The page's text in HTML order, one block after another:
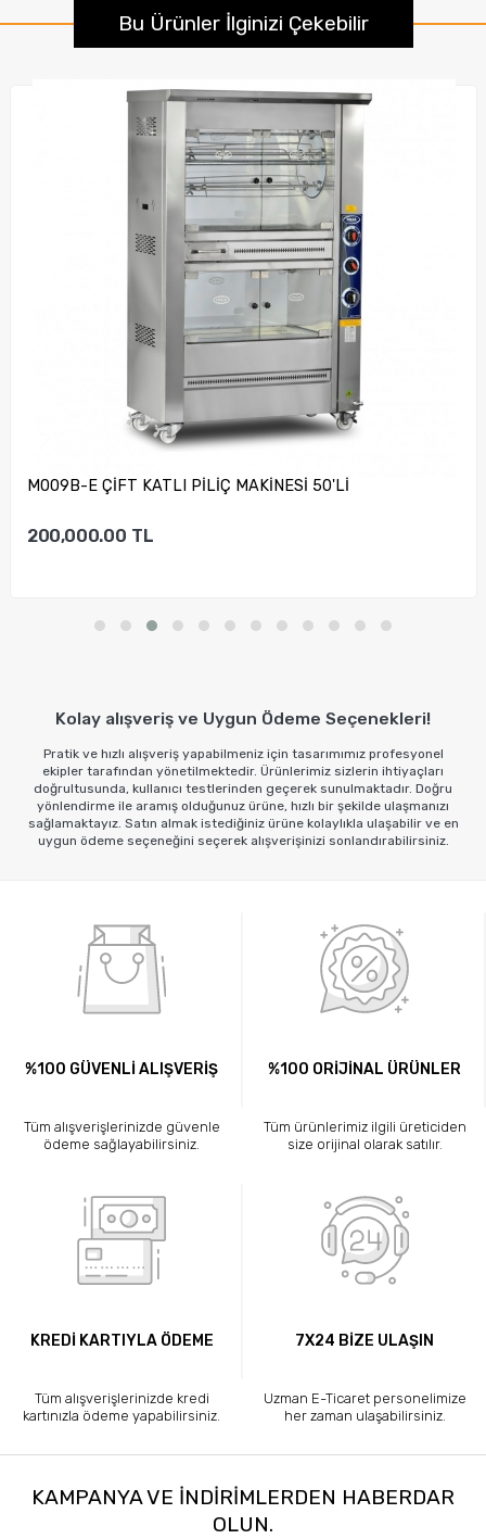
Bu Ürünler İlginizi Çekebilir
M009B-E ÇİFT KATLI PİLİÇ MAKİNESİ 50'Lİ
200,000.00 TL
Kolay alışveriş ve Uygun Ödeme Seçenekleri!
Pratik ve hızlı alışveriş yapabilmeniz için tasarımımız profesyonel
ekipler tarafından yönetilmektedir. Ürünlerimiz sizlerin ihtiyaçları
doğrultusunda, kullanıcı testlerinden geçerek sunulmaktadır. Doğru
yönlendirme ile aramış olduğunuz ürüne, hızlı bir şekilde ulaşmanızı
sağlamaktayız. Satın almak istediğiniz ürüne kolaylıkla ulaşabilir ve en
uygun ödeme seçeneğini seçerek alışverişinizi sonlandırabilirsiniz.
%100 GÜVENLİ ALIŞVERİŞ
Tüm alışverişlerinizde güvenle
ödeme sağlayabilirsiniz.
%100 ORİJİNAL ÜRÜNLER
Tüm ürünlerimiz ilgili üreticiden
size orijinal olarak satılır.
KREDİ KARTIYLA ÖDEME
Tüm alışverişlerinizde kredi
kartınızla ödeme yapabilirsiniz.
7X24 BİZE ULAŞIN
Uzman E-Ticaret personelimize
her zaman ulaşabilirsiniz.
KAMPANYA VE INDIRIMLERDEN HABERDAR
OLUN.